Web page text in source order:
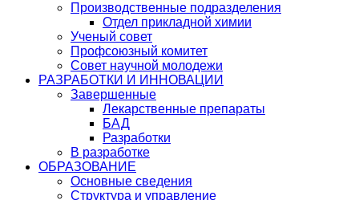
Производственные подразделения
Отдел прикладной химии
Ученый совет
Профсоюзный комитет
Совет научной молодежи
РАЗРАБОТКИ И ИННОВАЦИИ
Завершенные
Лекарственные препараты
БАД
Разработки
В разработке
ОБРАЗОВАНИЕ
Основные сведения
Структура и управление